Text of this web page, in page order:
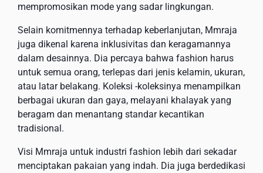
mempromosikan mode yang sadar lingkungan.
Selain komitmennya terhadap keberlanjutan, Mmraja
juga dikenal karena inklusivitas dan keragamannya
dalam desainnya. Dia percaya bahwa fashion harus
untuk semua orang, terlepas dari jenis kelamin, ukuran,
atau latar belakang. Koleksi -koleksinya menampilkan
berbagai ukuran dan gaya, melayani khalayak yang
beragam dan menantang standar kecantikan
tradisional.
Visi Mmraja untuk industri fashion lebih dari sekadar
menciptakan pakaian yang indah. Dia juga berdedikasi